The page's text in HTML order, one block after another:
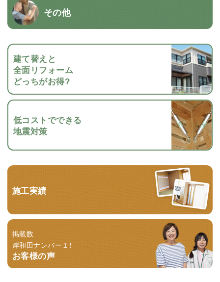
その他
建て替えと
全面リフォーム
どっちがお得?
低コストでできる
地震対策
施工実績
掲載数
岸和田ナンバー１！
お客様の声